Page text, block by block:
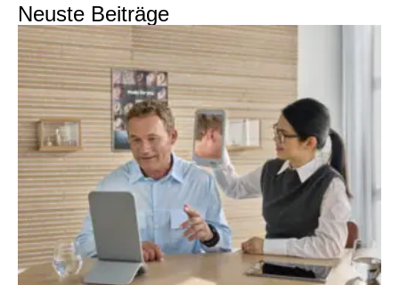
Neuste Beiträge